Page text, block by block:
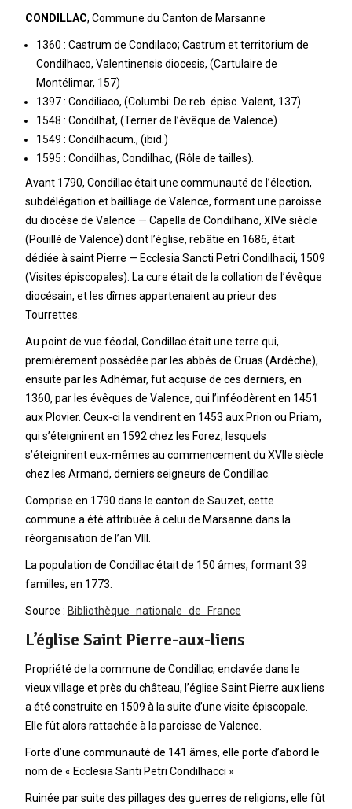
CONDILLAC, Commune du Canton de Marsanne
1360 : Castrum de Condilaco; Castrum et territorium de
Condilhaco, Valentinensis diocesis, (Cartulaire de
Montélimar, 157)
1397 : Condiliaco, (Columbi: De reb. épisc. Valent, 137)
1548 : Condilhat, (Terrier de l’évêque de Valence)
1549 : Condilhacum., (ibid.)
1595 : Condilhas, Condilhac, (Rôle de tailles).
Avant 1790, Condillac était une communauté de l’élection,
subdélégation et bailliage de Valence, formant une paroisse
du diocèse de Valence — Capella de Condilhano, XIVe siècle
(Pouillé de Valence) dont l’église, rebâtie en 1686, était
dédiée à saint Pierre — Ecclesia Sancti Petri Condilhacii, 1509
(Visites épiscopales). La cure était de la collation de l’évêque
diocésain, et les dîmes appartenaient au prieur des
Tourrettes.
Au point de vue féodal, Condillac était une terre qui,
premièrement possédée par les abbés de Cruas (Ardèche),
ensuite par les Adhémar, fut acquise de ces derniers, en
1360, par les évêques de Valence, qui l’inféodèrent en 1451
aux Plovier. Ceux-ci la vendirent en 1453 aux Prion ou Priam,
qui s’éteignirent en 1592 chez les Forez, lesquels
s’éteignirent eux-mêmes au commencement du XVIIe siècle
chez les Armand, derniers seigneurs de Condillac.
Comprise en 1790 dans le canton de Sauzet, cette
commune a été attribuée à celui de Marsanne dans la
réorganisation de l’an VIII.
La population de Condillac était de 150 âmes, formant 39
familles, en 1773.
Source : Bibliothèque_nationale_de_France
L’église Saint Pierre-aux-liens
Propriété de la commune de Condillac, enclavée dans le
vieux village et près du château, l’église Saint Pierre aux liens
a été construite en 1509 à la suite d’une visite épiscopale.
Elle fût alors rattachée à la paroisse de Valence.
Forte d’une communauté de 141 âmes, elle porte d’abord le
nom de « Ecclesia Santi Petri Condilhacci »
Ruinée par suite des pillages des guerres de religions, elle fût